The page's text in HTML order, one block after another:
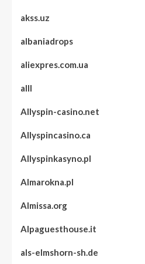
akss.uz
albaniadrops
aliexpres.com.ua
alll
Allyspin-casino.net
Allyspincasino.ca
Allyspinkasyno.pl
Almarokna.pl
Almissa.org
Alpaguesthouse.it
als-elmshorn-sh.de